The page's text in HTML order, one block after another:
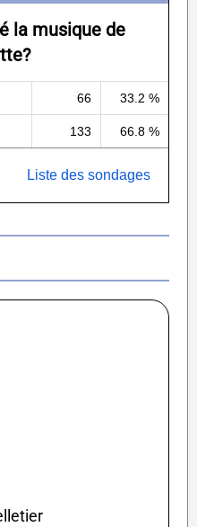
la musique de
66 33.2 %
133 66.8 %
Liste des sondages